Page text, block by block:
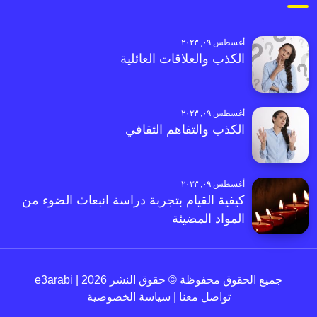
أغسطس ٠٩, ٢٠٢٣
الكذب والعلاقات العائلية
أغسطس ٠٩, ٢٠٢٣
الكذب والتفاهم الثقافي
أغسطس ٠٩, ٢٠٢٣
كيفية القيام بتجربة دراسة انبعاث الضوء من
المواد المضيئة
جميع الحقوق محفوظة © حقوق النشر 2026 | e3arabi
تواصل معنا
سياسة الخصوصية